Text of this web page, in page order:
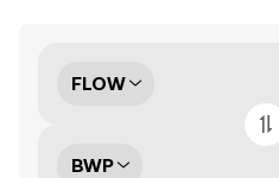
FLOW
BWP